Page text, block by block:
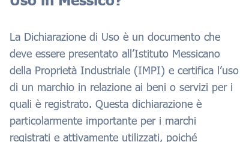
La Dichiarazione di Uso è un documento che
deve essere presentato all’Istituto Messicano
della Proprietà Industriale (IMPI) e certifica l’uso
di un marchio in relazione ai beni o servizi per i
quali è registrato. Questa dichiarazione è
particolarmente importante per i marchi
registrati e attivamente utilizzati, poiché